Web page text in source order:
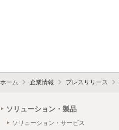
ホーム 企業情報 プレスリリース
ソリューション・製品
ソリューション・サービス